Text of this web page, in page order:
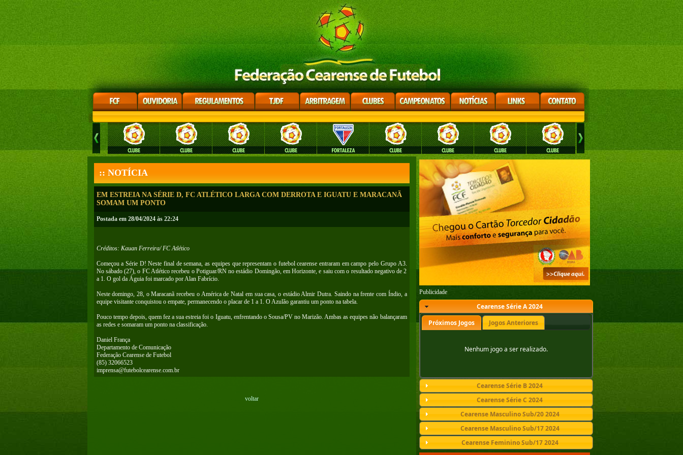
:: NOTÍCIA
EM ESTREIA NA SÉRIE D, FC ATLÉTICO LARGA COM DERROTA E IGUATU E MARACANÃ
SOMAM UM PONTO
Postada em 28/04/2024 às 22:24
Créditos: Kauan Ferreira/ FC Atlético
Começou a Série D! Neste final de semana, as equipes que representam o futebol cearense entraram em campo pelo Grupo A3.
No sábado (27), o FC Atlético recebeu o Potiguar/RN no estádio Domingão, em Horizonte, e saiu com o resultado negativo de 2
a 1. O gol da Águia foi marcado por Alan Fabrício.
Neste domingo, 28, o Maracanã recebeu o América de Natal em sua casa, o estádio Almir Dutra. Saindo na frente com Índio, a
equipe visitante conquistou o empate, permanecendo o placar de 1 a 1. O Azulão garantiu um ponto na tabela.
Pouco tempo depois, quem fez a sua estreia foi o Iguatu, enfrentando o Sousa/PV no Marizão. Ambas as equipes não balançaram
as redes e somaram um ponto na classificação.
Daniel França
Departamento de Comunicação
Federação Cearense de Futebol
(85) 32066523
imprensa@futebolcearense.com.br
voltar
Publicidade
Cearense Série A 2024
Próximos Jogos
Jogos Anteriores
Nenhum jogo a ser realizado.
Cearense Série B 2024
Cearense Série C 2024
Cearense Masculino Sub/20 2024
Cearense Masculino Sub/17 2024
Cearense Feminino Sub/17 2024